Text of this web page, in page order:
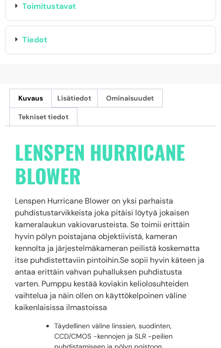
Toimitustavat
Tiedot
Kuvaus Lisätiedot Ominaisuudet
Tekniset tiedot
LENSPEN HURRICANE
BLOWER
Lenspen Hurricane Blower on yksi parhaista
puhdistustarvikkeista joka pitäisi löytyä jokaisen
kameralaukun vakiovarusteista. Se toimii erittäin
hyvin pölyn poistajana objektiivistä, kameran
kennolta ja järjestelmäkameran peilistä koskematta
itse puhdistettaviin pintoihin.Se sopii hyvin käteen ja
antaa erittäin vahvan puhalluksen puhdistusta
varten. Pumppu kestää koviakin keliolosuhteiden
vaihtelua ja näin ollen on käyttökelpoinen väline
kaikenlaisissa ilmastoissa
Täydellinen väline linssien, suodinten,
CCD/CMOS -kennojen ja SLR -peilien